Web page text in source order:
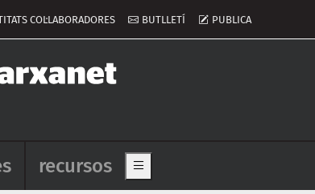
COL·LABORADORES BUTLLETÍ PUBLICA
principal de l'encapçalament
recursos Show main menu